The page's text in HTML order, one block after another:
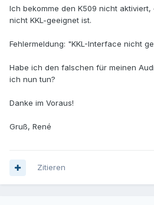
Ich bekomme den K509 nicht
nicht KKL-geeignet ist.
Fehlermeldung: "KKL-Interface nicht
Habe ich den falschen für meinen
ich nun tun?
Danke im Voraus!
Gruß, René
Zitieren